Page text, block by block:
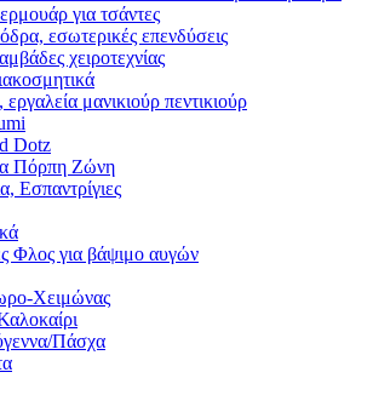
για τσάντες
εσωτερικές επενδύσεις
χειροτεχνίας
εργαλεία μανικιούρ πεντικιούρ
Dotz
Πόρπη Ζώνη
Εσπαντρίγιες
Φλος για βάψιμο αυγών
Χειμώνας
Πάσχα